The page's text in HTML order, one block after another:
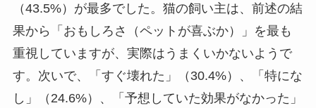
（43.5%）が最多でした。猫の飼い主は、前述の結
果から「おもしろさ（ペットが喜ぶか）」を最も
重視していますが、実際はうまくいかないようで
す。次いで、「すぐ壊れた」（30.4%）、「特にな
し」（24.6%）、「予想していた効果がなかった」